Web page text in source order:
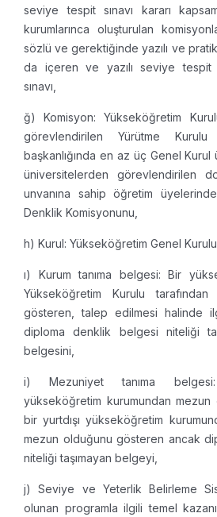
seviye tespit sınavı kararı
kurumlarınca oluşturulan
sözlü ve gerektiğinde yazılı ve pratik
da içeren ve yazılı seviye tespit
sınavı,
ğ) Komisyon: Yükseköğretim
görevlendirilen Yürütme
başkanlığında en az üç Genel
üniversitelerden görevlendirilen
unvanına sahip öğretim
Denklik Komisyonunu,
h) Kurul: Yükseköğretim Genel
ı) Kurum tanıma belgesi: Bir
Yükseköğretim Kurulu tarafından
gösteren, talep edilmesi halinde
diploma denklik belgesi niteliği
belgesini,
i) Mezuniyet tanıma belgesi:
yükseköğretim kurumundan mezun
bir yurtdışı yükseköğretim
mezun olduğunu gösteren ancak
niteliği taşımayan belgeyi,
j) Seviye ve Yeterlik Belirleme
olunan programla ilgili temel